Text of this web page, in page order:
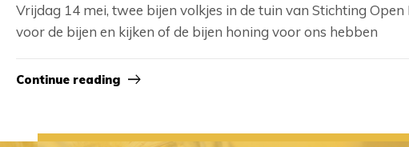
Vrijdag 14 mei, twee bijen volkjes in de tuin van Stichting
voor de bijen en kijken of de bijen honing voor ons hebben
Continue reading